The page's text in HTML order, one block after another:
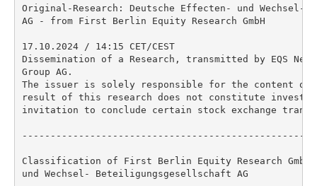
Original-Research: Deutsche Effecten- und Wechsel-
AG - from First Berlin Equity Research GmbH
17.10.2024 / 14:15 CET/CEST
Dissemination of a Research, transmitted by EQS
Group AG.
The issuer is solely responsible for the content of
result of this research does not constitute
invitation to conclude certain stock exchange
Classification of First Berlin Equity Research GmbH
und Wechsel- Beteiligungsgesellschaft AG